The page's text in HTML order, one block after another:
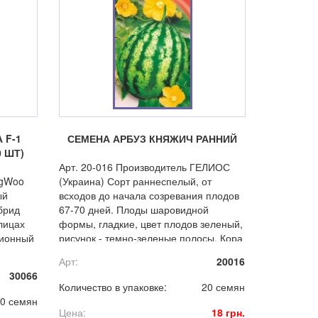
1
ШТ)
30066
семян
СЕМЕНА АРБУЗ КНЯЖИЧ РАННИЙ
Арт. 20-016 Производитель ГЕЛИОС
(Украина) Сорт раннеспелый, от
всходов до начала созревания плодов
67-70 дней. Плоды шаровидной
формы, гладкие, цвет плодов зеленый,
рисунок - темно-зеленые полосы. Кора
малиновая, сочная, очень сладкая.
Арт:
20016
Количество в упаковке:
20 семян
Цена:
18 грн.